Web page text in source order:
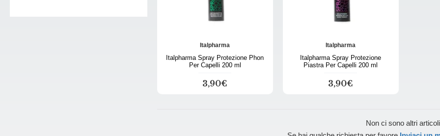
Italpharma
Italpharma Spray Protezione Phon
Per Capelli 200 ml
3,90€
Italpharma
Italpharma Spray Protezione
Piastra Per Capelli 200 ml
3,90€
Non ci sono altri